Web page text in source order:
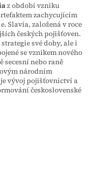
z období vzniku
zachycujícím
Slavia, založená v roce
českých pojišťoven.
své doby, ale i
se vznikem nového
secesní nebo raně
národním
vývoj pojišťovnictví a
československé